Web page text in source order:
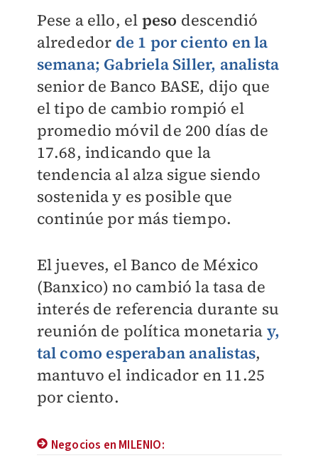
Pese a ello, el peso descendió
alrededor de 1 por ciento en la
semana; Gabriela Siller, analista
senior de Banco BASE, dijo que
el tipo de cambio rompió el
promedio móvil de 200 días de
17.68, indicando que la
tendencia al alza sigue siendo
sostenida y es posible que
continúe por más tiempo.
El jueves, el Banco de México
(Banxico) no cambió la tasa de
interés de referencia durante su
reunión de política monetaria y,
tal como esperaban analistas,
mantuvo el indicador en 11.25
por ciento.
Negocios en MILENIO: